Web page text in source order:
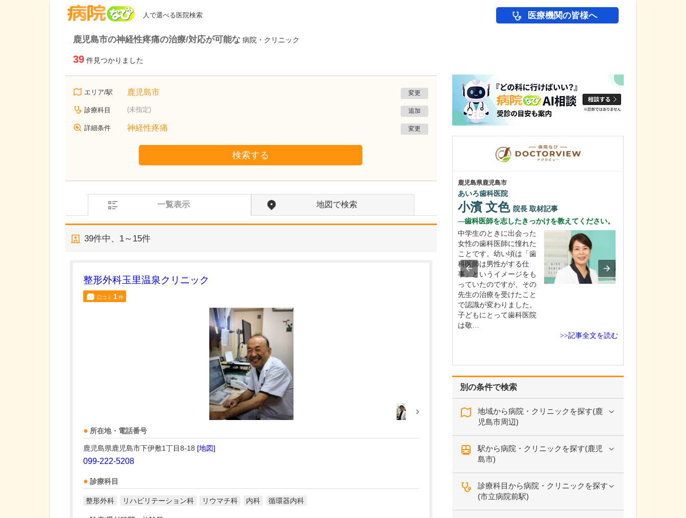
人で選べる医院検索 医療機関の皆様へ
鹿児島市の神経性疼痛の治療/対応が可能な 病院・クリニック
39 件見つかりました
エリア/駅 鹿児島市 変更
診療科目 (未指定) 追加
詳細条件 神経性疼痛 変更
検索する
一覧表示 地図で検索
39件中、 1～15件
整形外科玉里温泉クリニック
口コミ 1件
所在地・電話番号
鹿児島県鹿児島市下伊敷1丁目8-18 [地図]
099-222-5208
診療科目
整形外科 リハビリテーション科 リウマチ科 内科 循環器内科
別の条件で検索
地域から病院・クリニックを探す(鹿
児島市周辺)
駅から病院・クリニックを探す(鹿児
島市)
診療科目から病院・クリニックを探す
(市立病院前駅)
鹿児島県鹿児島市
あいろ歯科医院
小濱 文色 院長 取材記事
歯科医師を志したきっかけを教えてください。
中学生のときに出会った
女性の歯科医師に憧れた
ことです。幼い頃は「歯
科医師は男性がする仕
事」というイメージをも
っていたのですが、その
先生の治療を受けたこと
で認識が変わりました。
子どもにとって歯科医院
は敬…
>>記事全文を読む
広島県広島市中区
紙屋町やなせ皮ふ科クリニック
栁瀬 哲至院長
る疾患も多く、患者さん
は…